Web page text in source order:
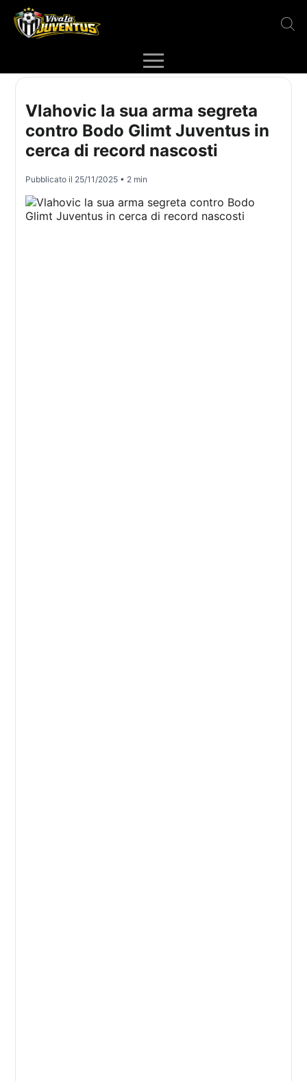
Vlahovic la sua arma segreta
contro Bodo Glimt Juventus in
cerca di record nascosti
Pubblicato il 25/11/2025 • 2 min